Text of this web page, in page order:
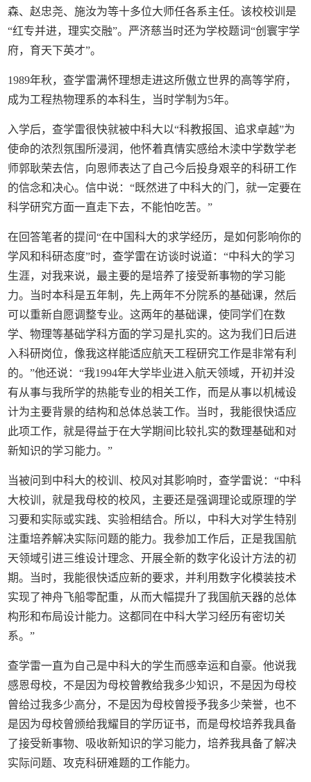
森、赵忠尧、施汝为等十多位大师任各系主任。该校校训是
“红专并进，理实交融”。严济慈当时还为学校题词“创寰宇学
府，育天下英才”。
1989年秋，查学雷满怀理想走进这所傲立世界的高等学府，
成为工程热物理系的本科生，当时学制为5年。
入学后，查学雷很快就被中科大以“科教报国、追求卓越”为
使命的浓烈氛围所浸润，他怀着真情实感给木渎中学数学老
师郭耿荣去信，向恩师表达了自己今后投身艰辛的科研工作
的信念和决心。信中说：“既然进了中科大的门，就一定要在
科学研究方面一直走下去，不能怕吃苦。”
在回答笔者的提问“在中国科大的求学经历，是如何影响你的
学风和科研态度”时，查学雷在访谈时说道：“中科大的学习
生涯，对我来说，最主要的是培养了接受新事物的学习能
力。当时本科是五年制，先上两年不分院系的基础课，然后
可以重新自愿调整专业。这两年的基础课，使同学们在数
学、物理等基础学科方面的学习是扎实的。这为我们日后进
入科研岗位，像我这样能适应航天工程研究工作是非常有利
的。”他还说：“我1994年大学毕业进入航天领域，开初并没
有从事与我所学的热能专业的相关工作，而是从事以机械设
计为主要背景的结构和总体总装工作。当时，我能很快适应
此项工作，就是得益于在大学期间比较扎实的数理基础和对
新知识的学习能力。”
当被问到中科大的校训、校风对其影响时，查学雷说：“中科
大校训，就是我母校的校风，主要还是强调理论或原理的学
习要和实际或实践、实验相结合。所以，中科大对学生特别
注重培养解决实际问题的能力。我参加工作后，正是我国航
天领域引进三维设计理念、开展全新的数字化设计方法的初
期。当时，我能很快适应新的要求，并利用数字化模装技术
实现了神舟飞船零配重，从而大幅提升了我国航天器的总体
构形和布局设计能力。这都同在中科大学习经历有密切关
系。”
查学雷一直为自己是中科大的学生而感幸运和自豪。他说我
感恩母校，不是因为母校曾教给我多少知识，不是因为母校
曾给过我多少高分，不是因为母校曾授予我多少荣誉，也不
是因为母校曾颁给我耀目的学历证书，而是母校培养我具备
了接受新事物、吸收新知识的学习能力，培养我具备了解决
实际问题、攻克科研难题的工作能力。